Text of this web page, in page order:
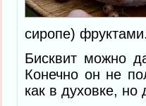
сиропе) фруктами.
Бисквит можно
Конечно он не
как в духовке, но